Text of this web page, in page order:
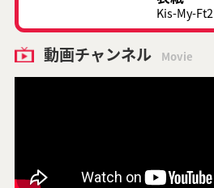
Kis-My-Ft2
動画チャンネル Movie